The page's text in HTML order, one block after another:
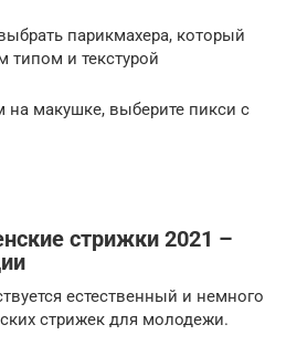
парикмахера, который
типом и текстурой
макушке, выберите пикси с
стрижки 2021 –
естественный и немного
стрижек для молодежи.